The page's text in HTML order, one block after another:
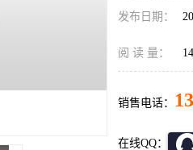
发布日期：
阅 读 量：
销售电话：
在线QQ：